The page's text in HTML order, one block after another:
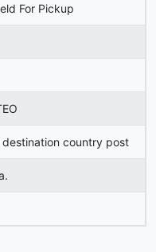
For Pickup
country post